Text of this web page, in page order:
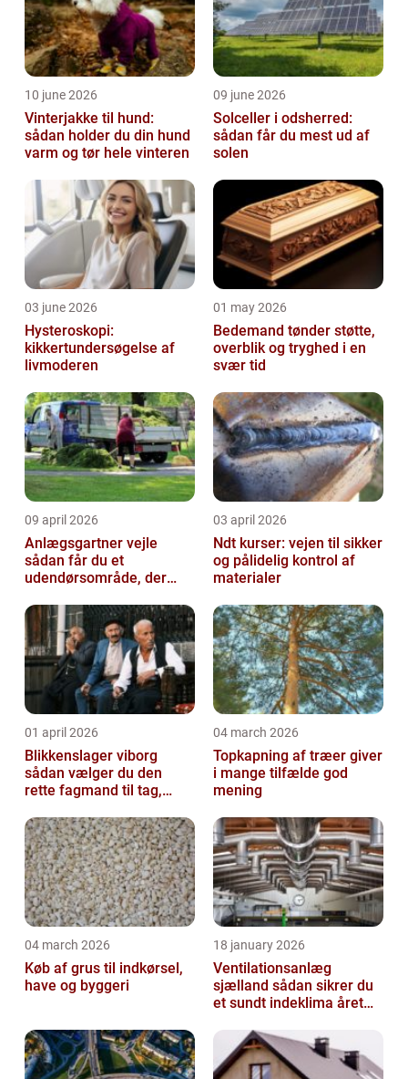
10 june 2026
Vinterjakke til hund:
sådan holder du din hund
varm og tør hele vinteren
09 june 2026
Solceller i odsherred:
sådan får du mest ud af
solen
03 june 2026
Hysteroskopi:
kikkertundersøgelse af
livmoderen
01 may 2026
Bedemand tønder støtte,
overblik og tryghed i en
svær tid
09 april 2026
Anlægsgartner vejle
sådan får du et
udendørsområde, der
03 april 2026
Ndt kurser: vejen til sikker
og pålidelig kontrol af
materialer
01 april 2026
Blikkenslager viborg
sådan vælger du den
rette fagmand til tag,
04 march 2026
Topkapning af træer giver
i mange tilfælde god
mening
04 march 2026
Køb af grus til indkørsel,
have og byggeri
18 january 2026
Ventilationsanlæg
sjælland sådan sikrer du
et sundt indeklima året